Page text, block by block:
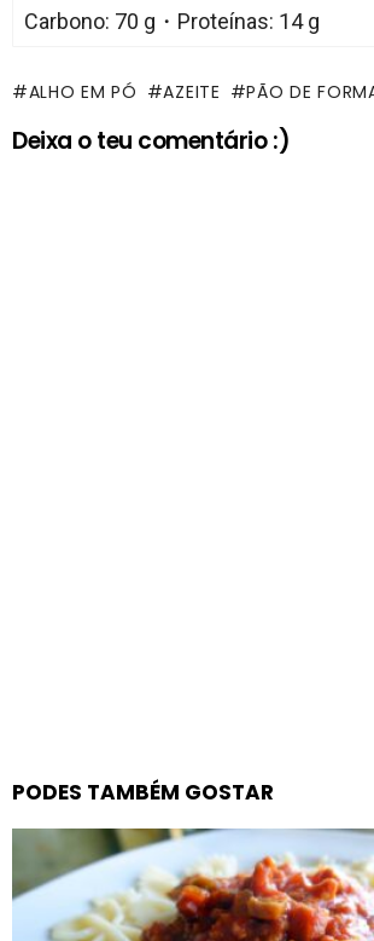
Carbono: 70 g・Proteínas: 14 g
ALHO EM PÓ AZEITE PÃO DE
Deixa o teu comentário :)
PODES TAMBÉM GOSTAR